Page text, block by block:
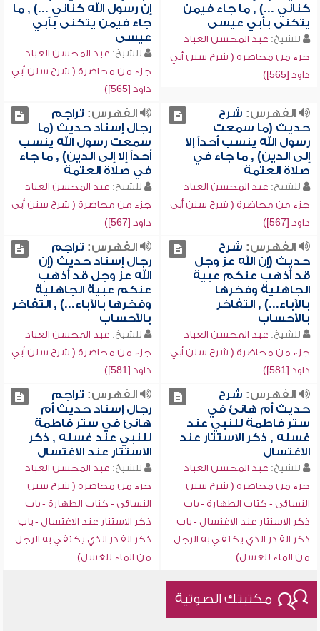
كناني ...) , ما جاء فيمن
يتكنى بأبي عيسى
للشيخ: عبد المحسن العباد
جزء من محاضرة ( شرح سنن أبي
داود [565])
إن رسول الله كناني ...) , ما
جاء فيمن يتكنى بأبي
عيسى
للشيخ: عبد المحسن العباد
جزء من محاضرة ( شرح سنن أبي
داود [565])
الفهرس: شرح
حديث (ما سمعت
رسول الله ينسب أحداً إلا
إلى الدين) , ما جاء في
صلاة العتمة
للشيخ: عبد المحسن العباد
جزء من محاضرة ( شرح سنن أبي
داود [567])
الفهرس: تراجم
رجال إسناد حديث (ما
سمعت رسول الله ينسب
أحداً إلا إلى الدين) , ما جاء
في صلاة العتمة
للشيخ: عبد المحسن العباد
جزء من محاضرة ( شرح سنن أبي
داود [567])
الفهرس: شرح
حديث (إن الله عز وجل
قد أذهب عنكم عبية
الجاهلية وفخرها
بالآباء...) , التفاخر
بالأحساب
للشيخ: عبد المحسن العباد
جزء من محاضرة ( شرح سنن أبي
داود [581])
الفهرس: تراجم
رجال إسناد حديث (إن
الله عز وجل قد أذهب
عنكم عبية الجاهلية
وفخرها بالآباء...) , التفاخر
بالأحساب
للشيخ: عبد المحسن العباد
جزء من محاضرة ( شرح سنن أبي
داود [581])
الفهرس: شرح
حديث أم هانئ في
ستر فاطمة للنبي عند
غسله , ذكر الاستتار عند
الاغتسال
للشيخ: عبد المحسن العباد
جزء من محاضرة ( شرح سنن
النسائي - كتاب الطهارة - باب
ذكر الاستتار عند الاغتسال - باب
ذكر القدر الذي يكتفي به الرجل
من الماء للغسل)
الفهرس: تراجم
رجال إسناد حديث أم
هانئ في ستر فاطمة
للنبي عند غسله , ذكر
الاستتار عند الاغتسال
للشيخ: عبد المحسن العباد
جزء من محاضرة ( شرح سنن
النسائي - كتاب الطهارة - باب
ذكر الاستتار عند الاغتسال - باب
ذكر القدر الذي يكتفي به الرجل
من الماء للغسل)
مكتبتك الصوتية